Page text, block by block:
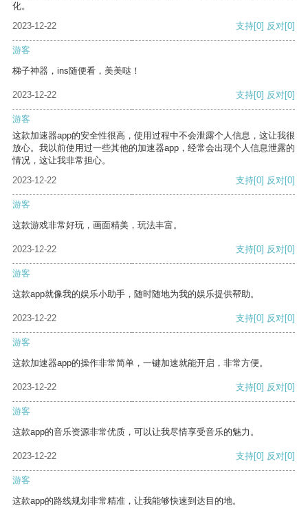
化。
2023-12-22
支持[0] 反对[0]
游客
梯子神器，ins随便看，美美哒！
2023-12-22 支持[0] 反对[0]
游客
这款加速器app的安全性很高，使用过程中不会泄露个人信息，这让我很
放心。我以前使用过一些其他的加速器app，经常会出现个人信息泄露的
情况，这让我非常担心。
2023-12-22
支持[0] 反对[0]
游客
这款游戏非常好玩，画面精美，玩法丰富。
2023-12-22 支持[0] 反对[0]
游客
这款app就像我的娱乐小助手，随时随地为我的娱乐提供帮助。
2023-12-22 支持[0] 反对[0]
游客
这款加速器app的操作非常简单，一键加速就能开启，非常方便。
2023-12-22 支持[0] 反对[0]
游客
这款app的音乐资源非常优质，可以让我尽情享受音乐的魅力。
2023-12-22 支持[0] 反对[0]
游客
这款app的路线规划非常精准，让我能够快速到达目的地。